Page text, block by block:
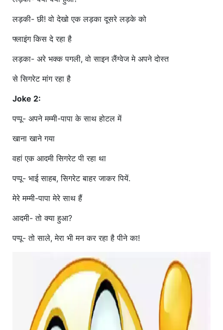
लड़की- छी! वो देखो एक लड़का दूसरे लड़के को
फ्लाइंग किस दे रहा है
लड़का- अरे भक्क पगली, वो साइन लैंग्वेज मे अपने दोस्त
से सिगरेट मांग रहा है
Joke 2:
पप्पू- अपने मम्मी-पापा के साथ होटल में
खाना खाने गया
वहां एक आदमी सिगरेट पी रहा था
पप्पू- भाई साहब, सिगरेट बाहर जाकर पियें.
मेरे मम्मी-पापा मेरे साथ हैं
आदमी- तो क्या हुआ?
पप्पू- तो साले, मेरा भी मन कर रहा है पीने का!